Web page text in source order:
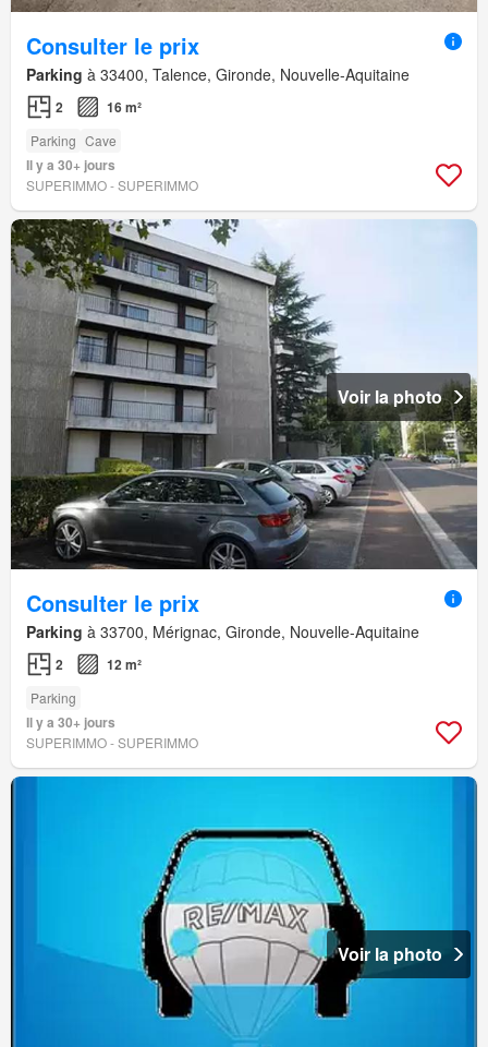
Consulter le prix
Parking à 33400, Talence, Gironde, Nouvelle-Aquitaine
2 16 m²
Parking Cave
Il y a 30+ jours
SUPERIMMO - SUPERIMMO
Voir la photo
Consulter le prix
Parking à 33700, Mérignac, Gironde, Nouvelle-Aquitaine
2 12 m²
Parking
Il y a 30+ jours
SUPERIMMO - SUPERIMMO
Voir la photo